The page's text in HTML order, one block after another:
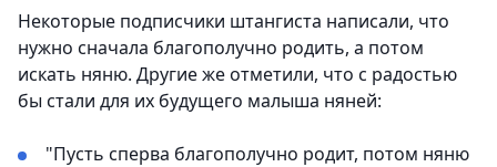
Некоторые подписчики штангиста написали, что
нужно сначала благополучно родить, а потом
искать няню. Другие же отметили, что с радостью
бы стали для их будущего малыша няней:
"Пусть сперва благополучно родит, потом няню